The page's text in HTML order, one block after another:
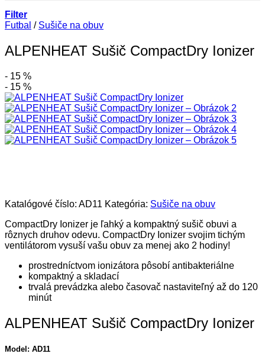
Filter
Futbal / Sušiče na obuv
ALPENHEAT Sušič CompactDry Ionizer
- 15 %
- 15 %
Katalógové číslo: AD11 Kategória: Sušiče na obuv
CompactDry Ionizer je ľahký a kompaktný sušič obuvi a
rôznych druhov odevu. CompactDry Ionizer svojim tichým
ventilátorom vysuší vašu obuv za menej ako 2 hodiny!
prostredníctvom ionizátora pôsobí antibakteriálne
kompaktný a skladací
trvalá prevádzka alebo časovač nastaviteľný až do 120
minút
ALPENHEAT Sušič CompactDry Ionizer
Model: AD11